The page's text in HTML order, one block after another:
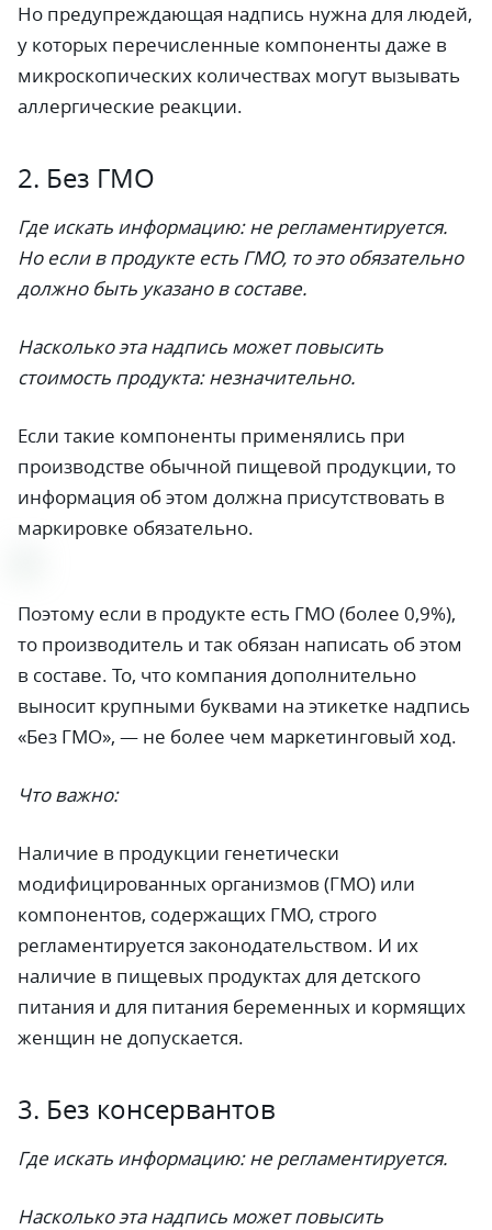
Но предупреждающая надпись нужна для людей,
у которых перечисленные компоненты даже в
микроскопических количествах могут вызывать
аллергические реакции.
2. Без ГМО
Где искать информацию: не регламентируется.
Но если в продукте есть ГМО, то это обязательно
должно быть указано в составе.
Насколько эта надпись может повысить
стоимость продукта: незначительно.
Если такие компоненты применялись при
производстве обычной пищевой продукции, то
информация об этом должна присутствовать в
маркировке обязательно.
Поэтому если в продукте есть ГМО (более 0,9%),
то производитель и так обязан написать об этом
в составе. То, что компания дополнительно
выносит крупными буквами на этикетке надпись
«Без ГМО», — не более чем маркетинговый ход.
Что важно:
Наличие в продукции генетически
модифицированных организмов (ГМО) или
компонентов, содержащих ГМО, строго
регламентируется законодательством. И их
наличие в пищевых продуктах для детского
питания и для питания беременных и кормящих
женщин не допускается.
3. Без консервантов
Где искать информацию: не регламентируется.
Насколько эта надпись может повысить